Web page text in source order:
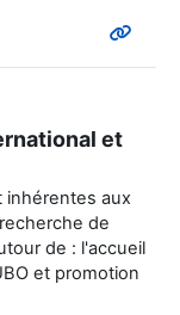
et
inhérentes aux
de
de : l'accueil
et promotion